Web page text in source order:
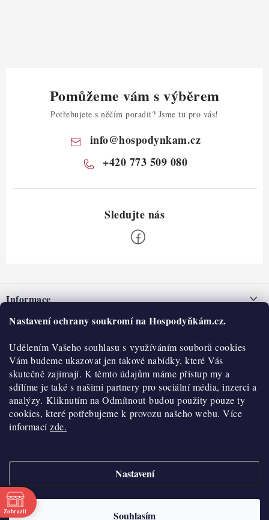
Nastavení ochrany soukromí na Hospodyňkám.cz.
Udělením Vašeho souhlasu s využíváním souborů cookies
Vám budeme ukazovat jen takové nabídky, které Vás
skutečně zajímají. K těmto údajům máme přístup my a
sdílíme je také s našimi partnery pro sociální média, inzerci a
analýzy. Kliknutím na Odmítnout budou použity pouze ty
cookies, které potřebujeme k provozu našeho webu. Více
informacízde.
Nastavení
Souhlasím
Pomůžeme vám s výběrem
Potřebujete s něčím poradit? Jsme tu pro vás!
info@hospodynkam.cz
+420 773 509 080
pInformace
Nepřevzetí zásilky na dobírku
Obchodní podmínky
Hodnocení obchodu
Blog
Moje objednávka
O nás
Historie
Kontakty
O nákupu
Reklamace a vratky
Výdejní místa
Velkoobchod
Vytvořil Shoptet
Copyright 2026
cookies
Zobrazit